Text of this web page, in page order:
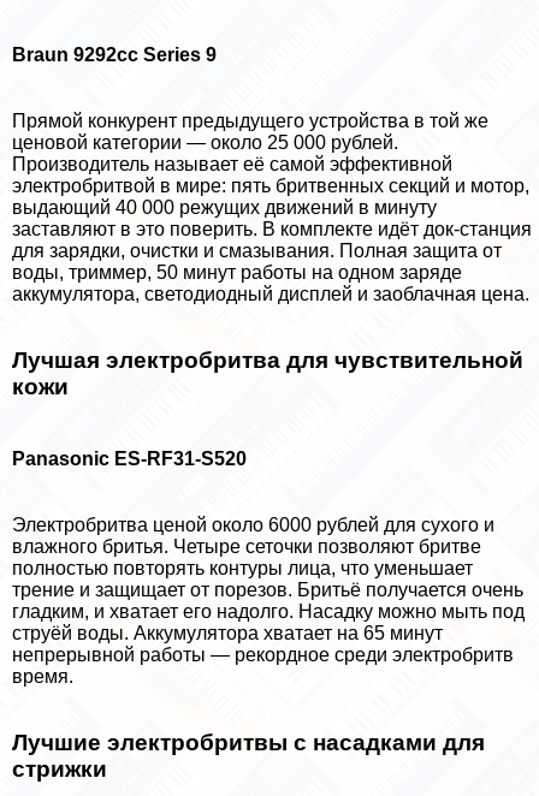
Braun 9292cc Series 9
Прямой конкурент предыдущего устройства в той же
ценовой категории — около 25 000 рублей.
Производитель называет её самой эффективной
электробритвой в мире: пять бритвенных секций и мотор,
выдающий 40 000 режущих движений в минуту
заставляют в это поверить. В комплекте идёт док-станция
для зарядки, очистки и смазывания. Полная защита от
воды, триммер, 50 минут работы на одном заряде
аккумулятора, светодиодный дисплей и заоблачная цена.
Лучшая электробритва для чувствительной
кожи
Panasonic ES-RF31-S520
Электробритва ценой около 6000 рублей для сухого и
влажного бритья. Четыре сеточки позволяют бритве
полностью повторять контуры лица, что уменьшает
трение и защищает от порезов. Бритьё получается очень
гладким, и хватает его надолго. Насадку можно мыть под
струёй воды. Аккумулятора хватает на 65 минут
непрерывной работы — рекордное среди электробритв
время.
Лучшие электробритвы с насадками для
стрижки